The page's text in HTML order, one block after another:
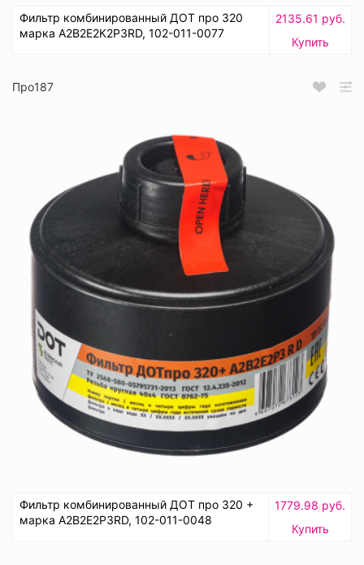
Фильтр комбинированный ДОТ про 320
марка А2В2Е2К2Р3RD, 102-011-0077
2135.61 руб.
Купить
Про187
Фильтр комбинированный ДОТ про 320 +
марка А2В2Е2Р3RD, 102-011-0048
1779.98 руб.
Купить